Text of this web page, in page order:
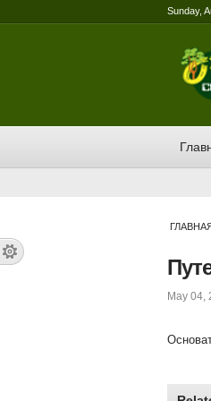
Sunday,
May 04,